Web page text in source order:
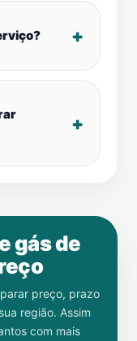
gás de
preço, prazo
região. Assim
com mais